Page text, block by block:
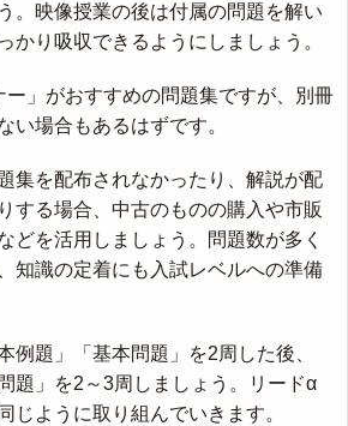
。映像授業の後は付属の問題を解い
かり吸収できるようにしましょう。
ー」がおすすめの問題集ですが、別冊
い場合もあるはずです。
集を配布されなかったり、解説が配
する場合、中古のものの購入や市販
どを活用しましょう。問題数が多く
知識の定着にも入試レベルへの準備
例題」「基本問題」を2周した後、
題」を2～3周しましょう。リードα
じように取り組んでいきます。